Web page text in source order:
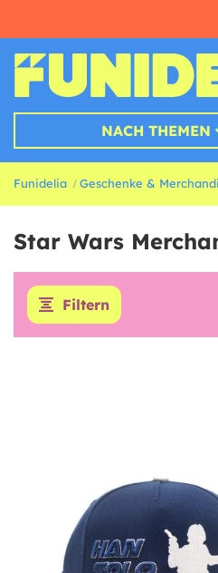
NACH THEMEN
Funidelia Geschenke &
Star Wars
Filtern